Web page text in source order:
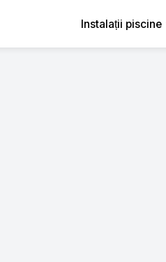
Instalații piscine